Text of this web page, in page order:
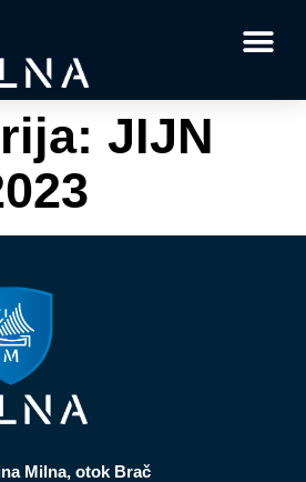
JIJN
Milna, otok Brač